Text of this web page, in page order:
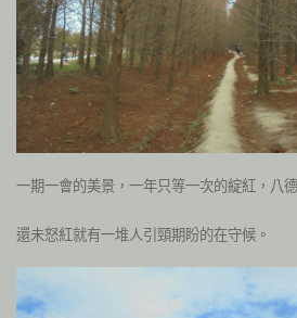
一期一會的美景，一年只等一次的綻紅，八
還未怒紅就有一堆人引頸期盼的在守候。